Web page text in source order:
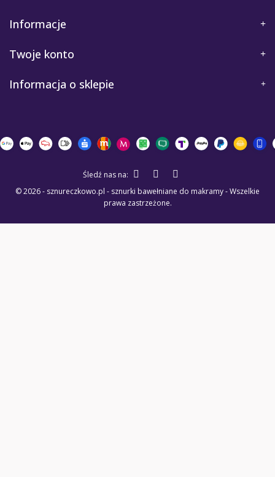
Informacje
Twoje konto
Informacja o sklepie
© 2026 - sznureczkowo.pl - sznurki bawełniane do makramy - Wszelkie
prawa zastrzeżone.
Śledź nas na: